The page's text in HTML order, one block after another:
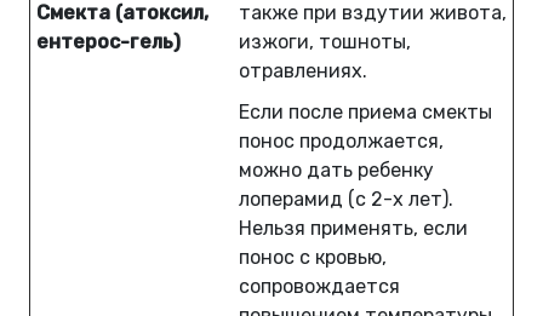
Смекта (атоксил,
ентерос-гель)
также при вздутии живота,
изжоги, тошноты,
отравлениях.
Если после приема смекты
понос продолжается,
можно дать ребенку
лоперамид (с 2-х лет).
Нельзя применять, если
понос с кровью,
сопровождается